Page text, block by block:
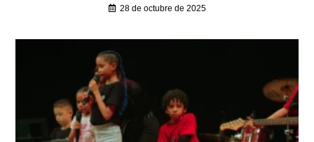
28 de octubre de 2025